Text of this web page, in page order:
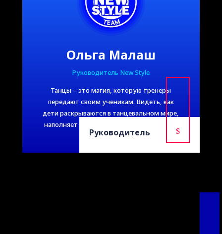
Ольга Малаш
Руководитель New Style
Танцы – это магия, которую тренеры
передают своим ученикам. Видеть, как
дети раскрываются в танцевальном мире,
наполняет тренера радостью и счастьем.
Руководитель $